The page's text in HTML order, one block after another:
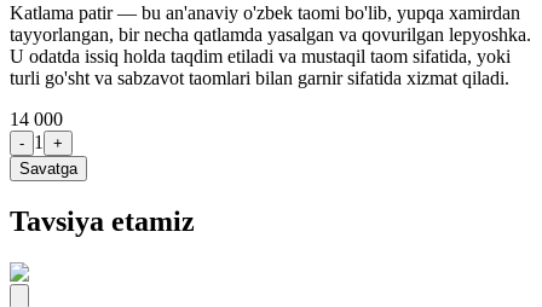
Katlama patir — bu an'anaviy o'zbek taomi bo'lib, yupqa xamirdan
tayyorlangan, bir necha qatlamda yasalgan va qovurilgan lepyoshka.
U odatda issiq holda taqdim etiladi va mustaqil taom sifatida, yoki
turli go'sht va sabzavot taomlari bilan garnir sifatida xizmat qiladi.
14 000
- 1
+
Savatga
Tavsiya etamiz